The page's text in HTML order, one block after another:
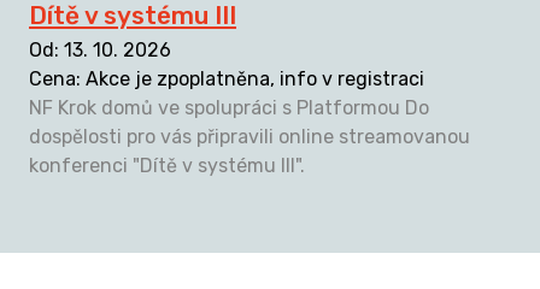
Dítě v systému III
Od: 13. 10. 2026
Cena: Akce je zpoplatněna, info v registraci
NF Krok domů ve spolupráci s Platformou Do
dospělosti pro vás připravili online streamovanou
konferenci "Dítě v systému III".